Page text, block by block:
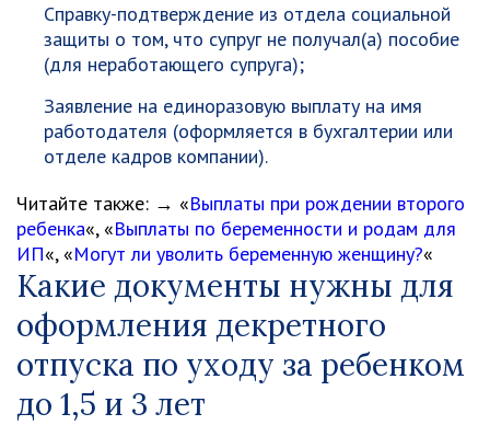
Справку-подтверждение из отдела социальной
защиты о том, что супруг не получал(а) пособие
(для неработающего супруга);
Заявление на единоразовую выплату на имя
работодателя (оформляется в бухгалтерии или
отделе кадров компании).
Читайте также: → «Выплаты при рождении второго
ребенка«, «Выплаты по беременности и родам для
ИП«, «Могут ли уволить беременную женщину?«
Какие документы нужны для
оформления декретного
отпуска по уходу за ребенком
до 1,5 и 3 лет